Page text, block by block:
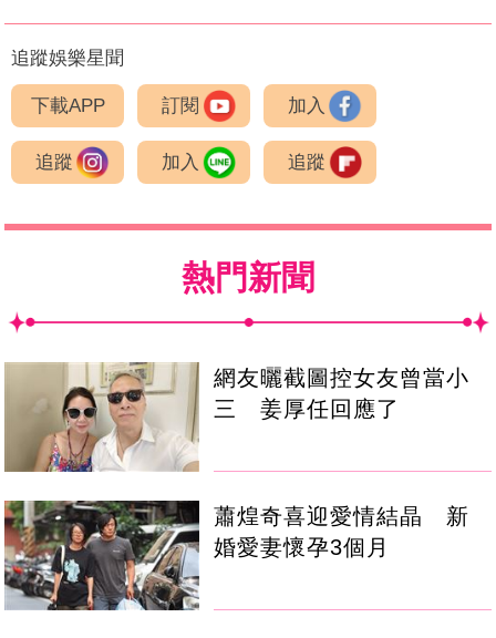
追蹤娛樂星聞
下載APP 訂閱 加入
追蹤 加入 追蹤
熱門新聞
網友曬截圖控女友曾當小
三 姜厚任回應了
蕭煌奇喜迎愛情結晶 新
婚愛妻懷孕3個月